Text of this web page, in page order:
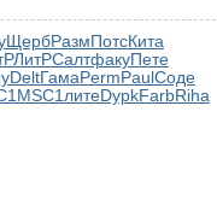
ЩербРазмПотсКита
ЛитРСалтфакуПете
DeltГамаPermPaulСоде
MSC1 литеDypkFarbRiha